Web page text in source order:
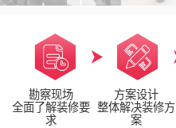
勘察现场
全面了解装修要
求
方案设计
整体解决装修方
案